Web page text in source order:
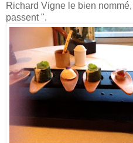
Richard Vigne le bien
passent ".